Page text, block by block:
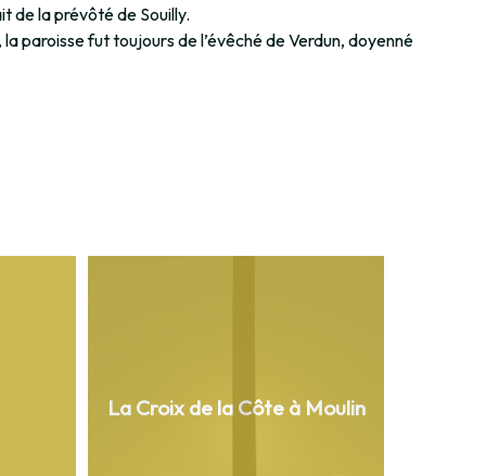
de la prévôté de Souilly.
paroisse fut toujours de l’évêché de Verdun, doyenné
La Croix de la Côte à Moulin